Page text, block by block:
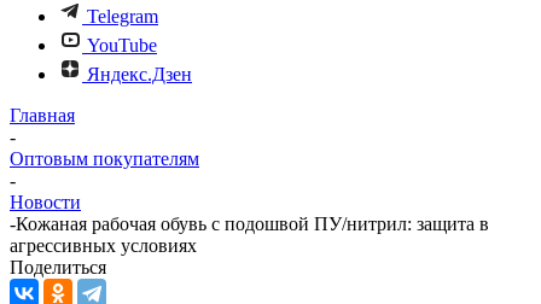
Telegram
YouTube
Яндекс.Дзен
Главная
-
Оптовым покупателям
-
Новости
-Кожаная рабочая обувь с подошвой ПУ/нитрил: защита в
агрессивных условиях
Поделиться